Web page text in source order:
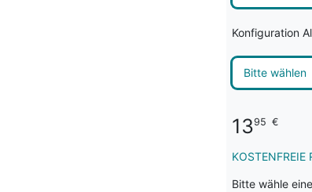
Konfiguration
Bitte wählen
1395 €
KOSTENFREIE
Bitte wähle